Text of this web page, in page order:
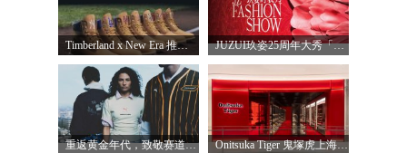
Timberland x New Era 推出全新联名系列，以经 JUZUI玖姿25周年大秀「循光新生」 光起二
重返黄金年代，致敬赛道传奇 PUMA携手M Onitsuka Tiger 鬼塚虎上海环贸 iapm 概念店盛